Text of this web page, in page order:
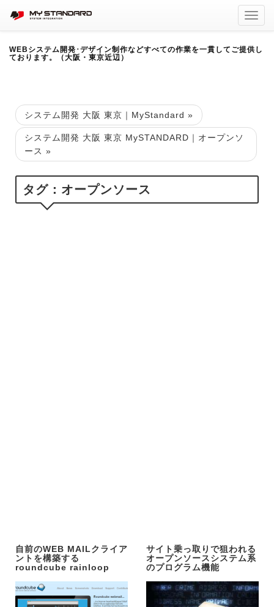
WEBシステム開発･デザイン制作などすべての作業を一貫してご提供し
ております。（大阪・東京近辺）
システム開発 大阪 東京｜MyStandard »
システム開発 大阪 東京 MySTANDARD｜オープンソ
ース »
タグ：オープンソース
自前のWEB MAILクライア
ントを構築する
roundcube rainloop
サイト乗っ取りで狙われる
オープンソースシステム系
のプログラム機能